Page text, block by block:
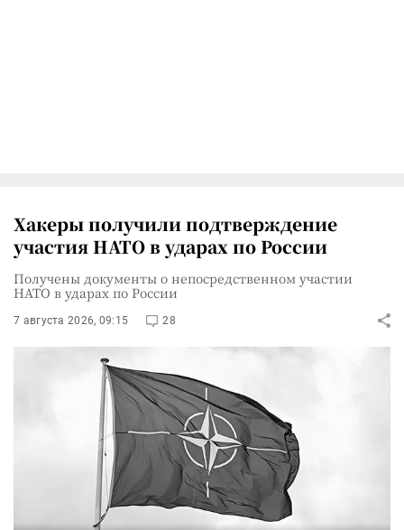
Хакеры получили подтверждение
участия НАТО в ударах по России
Получены документы о непосредственном участии
НАТО в ударах по России
7 августа 2026, 09:15 28